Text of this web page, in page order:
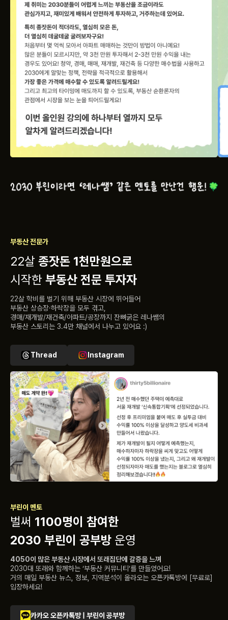
부동산 전문가
22살 종잣돈 1천만원으로
시작한 부동산 전문 투자자
22살 학비를 벌기 위해 부동산 시장에 뛰어들어
부동산 상승장·하락장을 모두 겪고,
경매/재개발/재건축/아파트/공장까지 잔뼈굵은 레나쌤의
부동산 스토리는 3.4만 채널에서 나누고 있어요 :)
Thread Instagram
부린이 멘토
벌써 1100명이 참여한
2030 부린이 공부방 운영
4050이 많은 부동산 시장에서 또래집단에 갈증을 느껴
2030대 또래와 함께하는 ‘부동산 커뮤니티’를 만들었어요!
거의 매일 부동산 뉴스, 정보, 지역분석이 올라오는 오픈카톡방에 [무료로]
입장하세요!
카카오 오픈카톡방 | 부린이 공부방